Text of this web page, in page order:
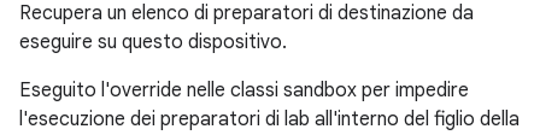
Recupera un elenco di preparatori di destinazione da
eseguire su questo dispositivo.
Eseguito l'override nelle classi sandbox per impedire
l'esecuzione dei preparatori di lab all'interno del figlio della